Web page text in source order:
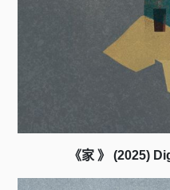
《家 》 (2025)